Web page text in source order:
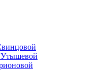
Утышевой